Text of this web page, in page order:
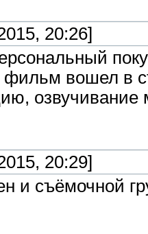
20:26]
фильм вошел в
20:29]
и съёмочной